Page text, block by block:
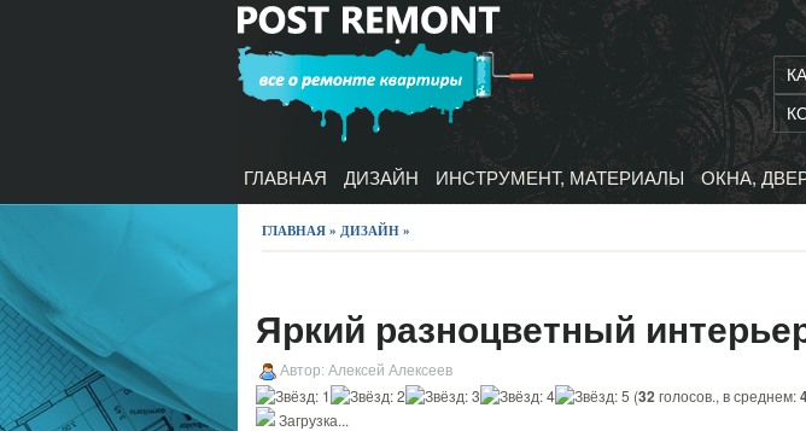
ГЛАВНАЯ ДИЗАЙН ИНСТРУМЕНТ, МАТЕРИАЛЫ ОКНА,
ГЛАВНАЯ » ДИЗАЙН »
Яркий разноцветный
Автор: Алексей Алексеев
(32голосов., в среднем:
Загрузка...